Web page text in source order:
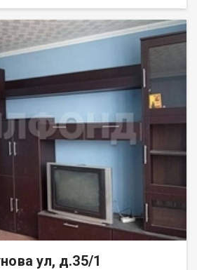
уюта и спокойствия. Парковка
В непосредственной
школа, детский сад,
фитнес-клуб, что делает эту локацию
для семей с детьми и всех, кто
Дом требует ремонта. В дом
холодная вода, канализация есть.
с этим предложением. Рядом с
школа,2 детских сада,6 продуктовых
учреждения,2 лицея. Возможен
Возможна продажа в
пожалуйста, сообщите номер
ул, д.35/1